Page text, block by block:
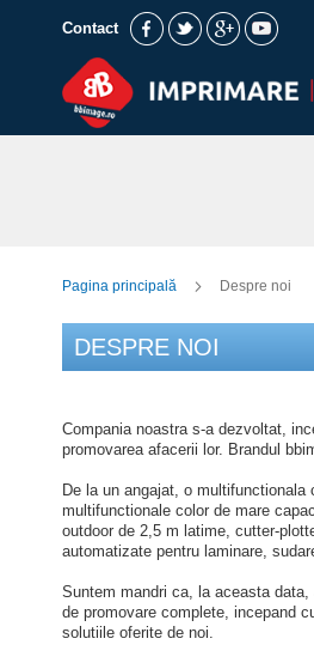
Mergeți
Conținut
Contact
Pagina principală Despre noi
DESPRE NOI
Compania noastra s-a dezvoltat,
promovarea afacerii lor. Brandul
De la un angajat, o
multifunctionale color de mare
outdoor de 2,5 m latime, cutter-
automatizate pentru laminare,
Suntem mandri ca, la aceasta
de promovare complete, incepand
solutiile oferite de noi.